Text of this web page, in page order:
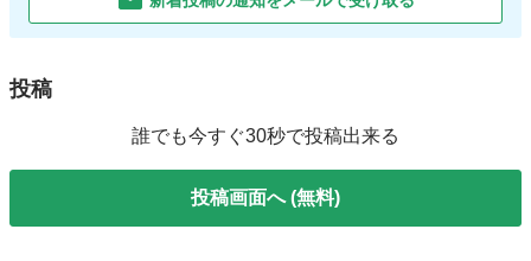
投稿
誰でも今すぐ30秒で投稿出来る
投稿画面へ (無料)